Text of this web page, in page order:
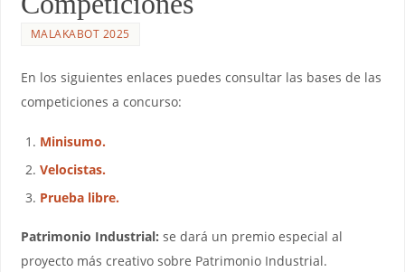
MALAKABOT 2025
En los siguientes enlaces puedes consultar las bases de las
competiciones a concurso:
Minisumo.
Velocistas.
Prueba libre.
Patrimonio Industrial: se dará un premio especial al
proyecto más creativo sobre Patrimonio Industrial.